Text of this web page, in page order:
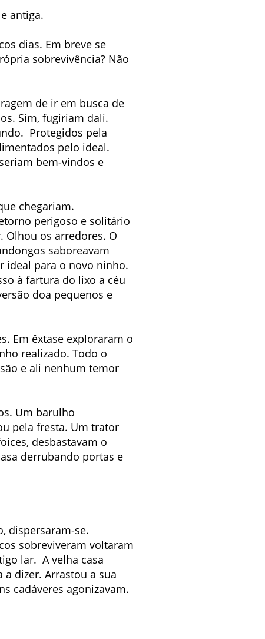
antiga.
dias. Em breve se
sobrevivência? Não
de ir em busca de
Sim, fugiriam dali.
Protegidos pela
pelo ideal.
bem-vindos e
chegariam.
perigoso e solitário
Olhou os arredores. O
saboreavam
ideal para o novo ninho.
à fartura do lixo a céu
doa pequenos e
Em êxtase exploraram o
realizado. Todo o
e ali nenhum temor
Um barulho
pela fresta. Um trator
desbastavam o
derrubando portas e
dispersaram-se.
sobreviveram voltaram
lar. A velha casa
dizer. Arrastou a sua
cadáveres agonizavam.